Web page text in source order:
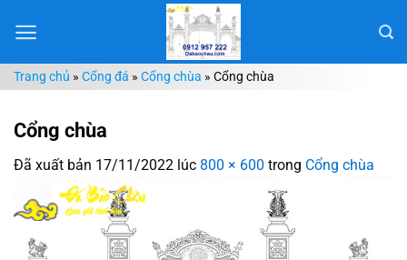
đến
dungTrang chủ » Cổng đá » Cổng chùa » Cổng chùa
Cổng chùa
Đã xuất bản 17/11/2022 lúc 800 × 600 trong Cổng chùa